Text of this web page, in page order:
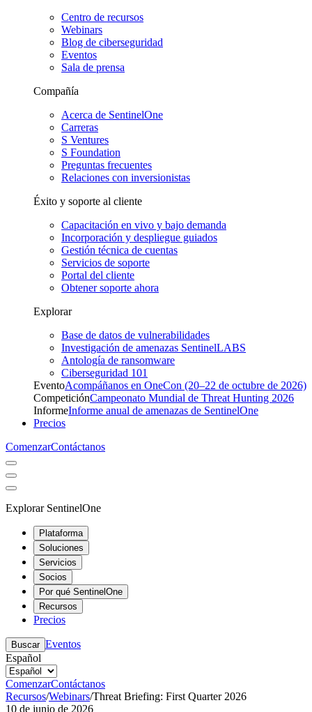
Centro de recursos
Webinars
Blog de ciberseguridad
Eventos
Sala de prensa
Compañía
Acerca de SentinelOne
Carreras
S Ventures
S Foundation
Preguntas frecuentes
Relaciones con inversionistas
Éxito y soporte al cliente
Capacitación en vivo y bajo demanda
Incorporación y despliegue guiados
Gestión técnica de cuentas
Servicios de soporte
Portal del cliente
Obtener soporte ahora
Explorar
Base de datos de vulnerabilidades
Investigación de amenazas SentinelLABS
Antología de ransomware
Ciberseguridad 101
EventoAcompáñanos en OneCon (20–22 de octubre de 2026)
CompeticiónCampeonato Mundial de Threat Hunting 2026
InformeInforme anual de amenazas de SentinelOne
Precios
ComenzarContáctanos
Explorar SentinelOne
Plataforma
Soluciones
Servicios
Socios
Por qué SentinelOne
Recursos
Precios
Buscar Eventos
Español
ComenzarContáctanos
Recursos/Webinars/Threat Briefing: First Quarter 2026
10 de junio de 2026